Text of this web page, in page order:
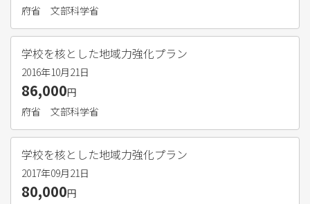
府省
文部科学省
学校を核とした地域力強化プラン
2016年10月21日
86,000円
府省
文部科学省
学校を核とした地域力強化プラン
2017年09月21日
80,000円